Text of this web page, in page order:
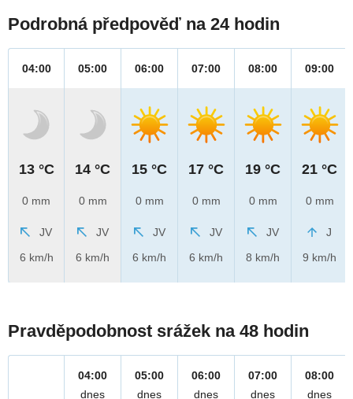
Podrobná předpověď na 24 hodin
04:00
13 °C
0 mm
JV
6 km/h
05:00
14 °C
0 mm
JV
6 km/h
06:00
15 °C
0 mm
JV
6 km/h
07:00
17 °C
0 mm
JV
6 km/h
08:00
19 °C
0 mm
JV
8 km/h
09:00
21 °C
0 mm
J
9 km/h
Pravděpodobnost srážek na 48 hodin
04:00
dnes
05:00
dnes
06:00
dnes
07:00
dnes
08:00
dnes